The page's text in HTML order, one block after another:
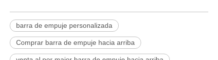
barra de empuje personalizada
Comprar barra de empuje hacia arriba